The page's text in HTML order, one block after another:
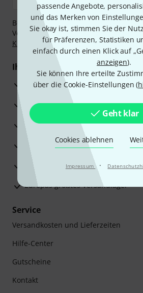
passende Angebote,
und das Merken von
Sie okay ist, stimmen Sie der
für Präferenzen, Statistiken
einfach durch einen Klick auf
anzeigen).
Sie können Ihre erteilte
über die Cookie-Einstellungen (
Geht klar
Cookies ablehnen
Impressum ·
Bezahlen Sie vertraulich und sicher
Vorkasse, PayPal, Amazon Pay,Klarna
Klarna Ratenzahlungoder
Ihre Vorteile
3 Jahre Thomann Garantie
30 Tage Money-Back-Garantie
Reparaturservice
Beratung durch Fachexperten
Zufriedenheitsgarantie
Europas größtes Versandlager
Service
Versandkosten und Lieferzeiten
Hilfe-Center
Gutscheine
Kontakt